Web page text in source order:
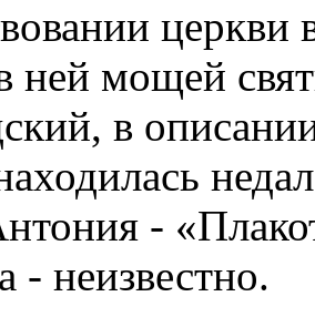
церкви
ней мощей
в
-
- неизвестно.